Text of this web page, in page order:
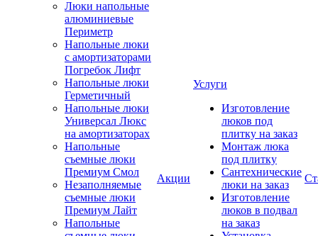
Люки напольные
алюминиевые
Периметр
Напольные люки
с амортизаторами
Погребок Лифт
Напольные люки
Герметичный
Напольные люки
Универсал Люкс
на амортизаторах
Напольные
съемные люки
Премиум Смол
Незаполняемые
съемные люки
Премиум Лайт
Напольные
Акции
Услуги
Изготовление
люков под
плитку на заказ
Монтаж люка
под плитку
Сантехнические
люки на заказ
Изготовление
люков в подвал
на заказ